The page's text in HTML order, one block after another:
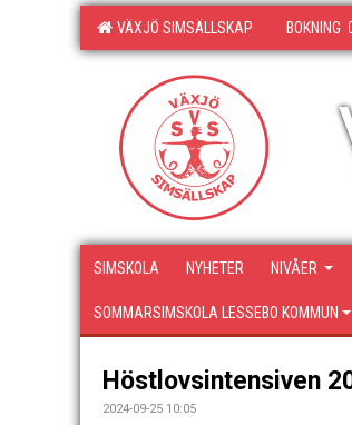
VÄXJÖ SIMSÄLLSKAP BOKNING
SIMSKOLA NYHETER NIVÅER
SOMMARSIMSKOLA LESSEBO KOMMUN
Höstlovsintensiven
2024-09-25 10:05